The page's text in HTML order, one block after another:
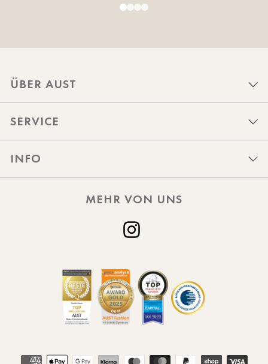
ÜBER AUST
SERVICE
INFO
MEHR VON UNS